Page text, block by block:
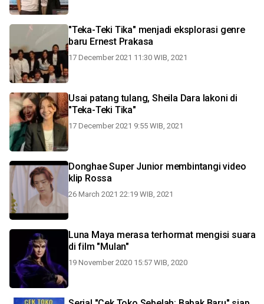
"Teka-Teki Tika" menjadi eksplorasi genre
baru Ernest Prakasa
17 December 2021 11:30 WIB, 2021
Usai patang tulang, Sheila Dara lakoni di
"Teka-Teki Tika"
17 December 2021 9:55 WIB, 2021
Donghae Super Junior membintangi video
klip Rossa
26 March 2021 22:19 WIB, 2021
Luna Maya merasa terhormat mengisi suara
di film "Mulan"
19 November 2020 15:57 WIB, 2020